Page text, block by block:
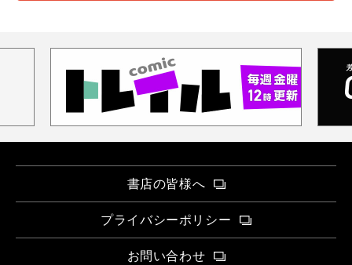
書店の皆様へ
プライバシーポリシー
お問い合わせ